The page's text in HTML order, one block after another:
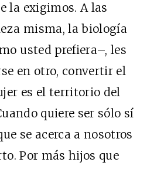
la exigimos. A las
misma, la biología
usted prefiera–, les
en otro, convertir el
es el territorio del
quiere ser sólo sí
se acerca a nosotros
Por más hijos que